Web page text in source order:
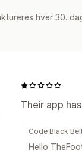
hver 30.
Their app
Code Black
Hello